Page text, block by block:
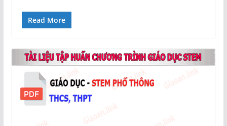
Read More